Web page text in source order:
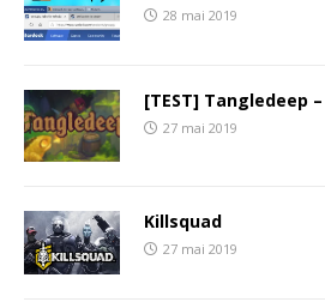
28 mai 2019
[TEST] Tangledeep
27 mai 2019
Killsquad
27 mai 2019